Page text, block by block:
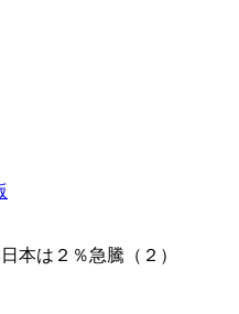
本は２％急騰（２）